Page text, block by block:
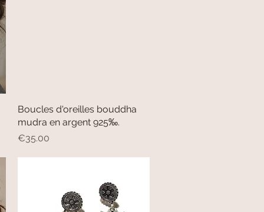
Quick View
Boucles d'oreilles bouddha
mudra en argent 925‰.
Price
€35.00